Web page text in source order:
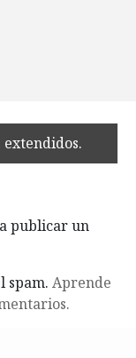
publicar un
spam. Aprende